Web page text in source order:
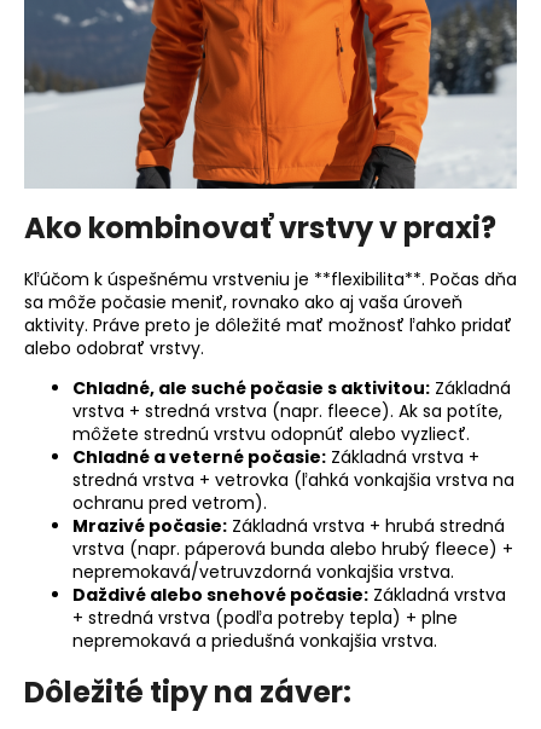
Ako kombinovať vrstvy v praxi?
Kľúčom k úspešnému vrstveniu je **flexibilita**. Počas dňa
sa môže počasie meniť, rovnako ako aj vaša úroveň
aktivity. Práve preto je dôležité mať možnosť ľahko pridať
alebo odobrať vrstvy.
Chladné, ale suché počasie s aktivitou: Základná
vrstva + stredná vrstva (napr. fleece). Ak sa potíte,
môžete strednú vrstvu odopnúť alebo vyzliecť.
Chladné a veterné počasie: Základná vrstva +
stredná vrstva + vetrovka (ľahká vonkajšia vrstva na
ochranu pred vetrom).
Mrazivé počasie: Základná vrstva + hrubá stredná
vrstva (napr. páperová bunda alebo hrubý fleece) +
nepremokavá/vetruvzdorná vonkajšia vrstva.
Daždivé alebo snehové počasie: Základná vrstva
+ stredná vrstva (podľa potreby tepla) + plne
nepremokavá a priedušná vonkajšia vrstva.
Dôležité tipy na záver: